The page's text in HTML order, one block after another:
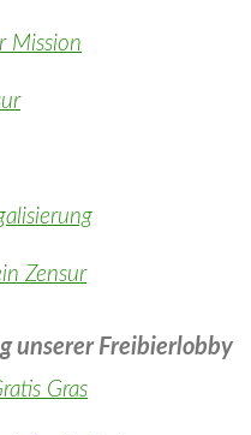
Mission
Zensur
unserer Freibierlobby
Gras